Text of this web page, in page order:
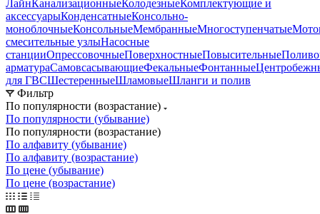
Лайн КанализационныеКолодезныеКомплектующие и
аксессуарыКонденсатныеКонсольно-
моноблочныеКонсольныеМембранныеМногоступенчатые
смесительные узлыНасосные
станцииОпрессовочныеПоверхностныеПовысительные
арматураСамовсасывающиеФекальныеФонтанные
для ГВСШестеренныеШламовыеШланги и полив
Фильтр
По популярности (возрастание)
По популярности (убывание)
По популярности (возрастание)
По алфавиту (убывание)
По алфавиту (возрастание)
По цене (убывание)
По цене (возрастание)